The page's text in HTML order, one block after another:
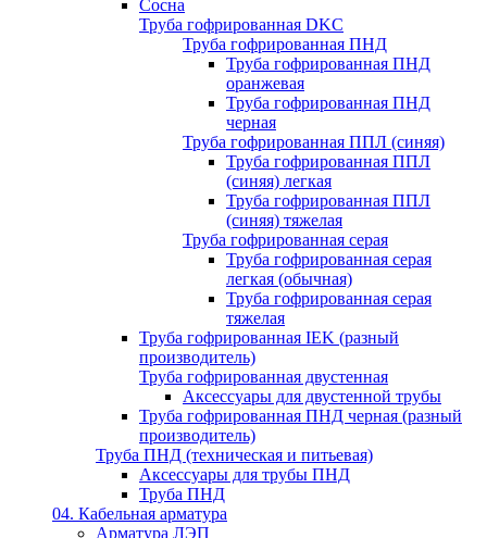
Сосна
Труба гофрированная DKC
Труба гофрированная ПНД
Труба гофрированная ПНД
оранжевая
Труба гофрированная ПНД
черная
Труба гофрированная ППЛ (синяя)
Труба гофрированная ППЛ
(синяя) легкая
Труба гофрированная ППЛ
(синяя) тяжелая
Труба гофрированная серая
Труба гофрированная серая
легкая (обычная)
Труба гофрированная серая
тяжелая
Труба гофрированная IEK (разный
производитель)
Труба гофрированная двустенная
Аксессуары для двустенной трубы
Труба гофрированная ПНД черная (разный
производитель)
Труба ПНД (техническая и питьевая)
Аксессуары для трубы ПНД
Труба ПНД
04. Кабельная арматура
Арматура ЛЭП